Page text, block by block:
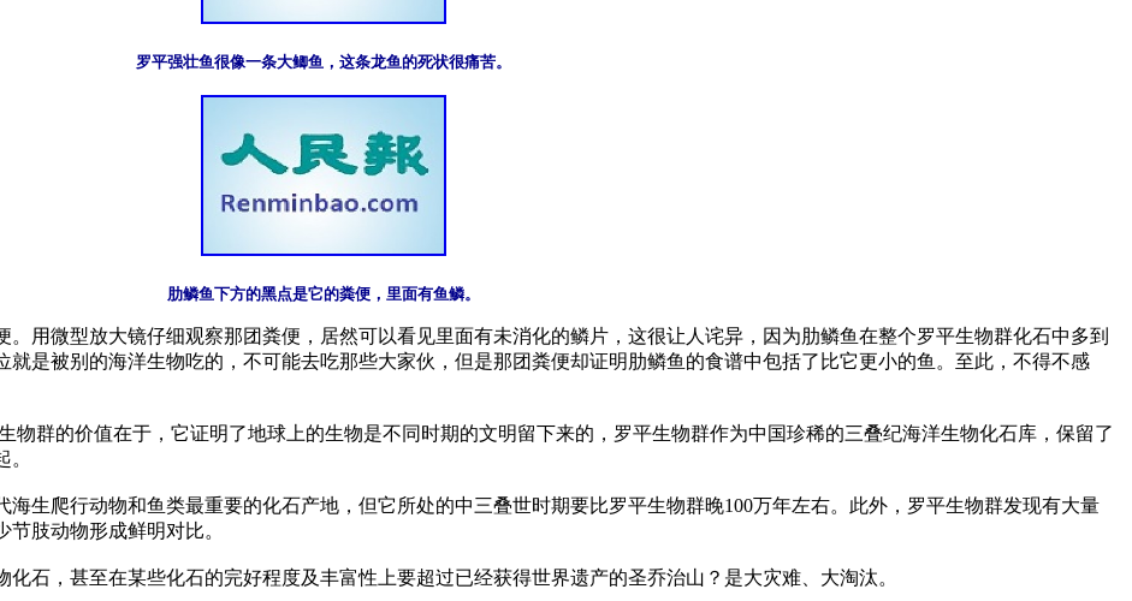
罗平强壮鱼很像一条大鲫鱼，这条龙鱼的死状很痛苦。
肋鳞鱼下方的黑点是它的粪便，里面有鱼鳞。
用微型放大镜仔细观察那团粪便，居然可以看见里面有未消化的鳞片，这很让人诧异，因为肋鳞鱼在整个罗平生物群化石中多到
是被别的海洋生物吃的，不可能去吃那些大家伙，但是那团粪便却证明肋鳞鱼的食谱中包括了比它更小的鱼。至此，不得不感
物群的价值在于，它证明了地球上的生物是不同时期的文明留下来的，罗平生物群作为中国珍稀的三叠纪海洋生物化石库，保留了
生爬行动物和鱼类最重要的化石产地，但它所处的中三叠世时期要比罗平生物群晚100万年左右。此外，罗平生物群发现有大量
肢动物形成鲜明对比。